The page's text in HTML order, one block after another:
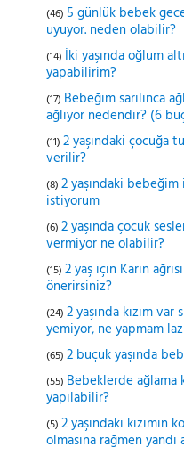
(46) 5 günlük bebek
uyuyor. neden olabilir?
(14) İki yaşında oğlum
yapabilirim?
(17) Bebeğim sarılınca
ağlıyor nedendir? (6
(11) 2 yaşındaki çocuğa
verilir?
(8) 2 yaşındaki
istiyorum
(6) 2 yaşında çocuk
vermiyor ne olabilir?
(15) 2 yaş için Karın
önerirsiniz?
(24) 2 yaşında kızım
yemiyor, ne yapmam
(65) 2 buçuk yaşında
(55) Bebeklerde ağlama
yapılabilir?
(5) 2 yaşındaki kızımın
olmasına rağmen